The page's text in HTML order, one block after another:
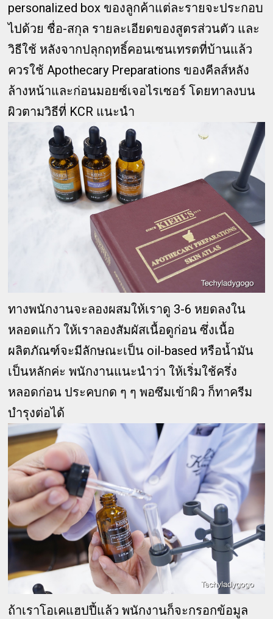
personalized box ของลูกค้าแต่ละรายจะประกอบ
ไปด้วย ชื่อ-สกุล รายละเอียดของสูตรส่วนตัว และ
วิธีใช้ หลังจากปลุกฤทธิ์คอนเซนเทรตที่บ้านแล้ว
ควรใช้ Apothecary Preparations ของคีลส์หลัง
ล้างหน้าและก่อนมอยซ์เจอไรเซอร์ โดยทาลงบน
ผิวตามวิธีที่ KCR แนะนำ
ทางพนักงานจะลองผสมให้เราดู 3-6 หยดลงใน
หลอดแก้ว ให้เราลองสัมผัสเนื้อดูก่อน ซึ่งเนื้อ
ผลิตภัณฑ์จะมีลักษณะเป็น oil-based หรือน้ำมัน
เป็นหลักค่ะ พนักงานแนะนำว่า ให้เริ่มใช้ครึ่ง
หลอดก่อน ประคบกด ๆ ๆ พอซึมเข้าผิว ก็ทาครีม
บำรุงต่อได้
ถ้าเราโอเคแฮปปี้แล้ว พนักงานก็จะกรอกข้อมูล